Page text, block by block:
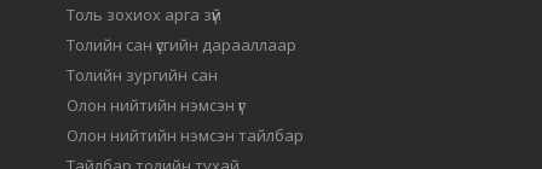
Толь зохиох арга зүй
Толийн сан үсгийн дарааллаар
Толийн зургийн сан
Олон нийтийн нэмсэн үг
Олон нийтийн нэмсэн тайлбар